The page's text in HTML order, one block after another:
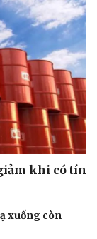
thời sự
khi có tín
xuống còn